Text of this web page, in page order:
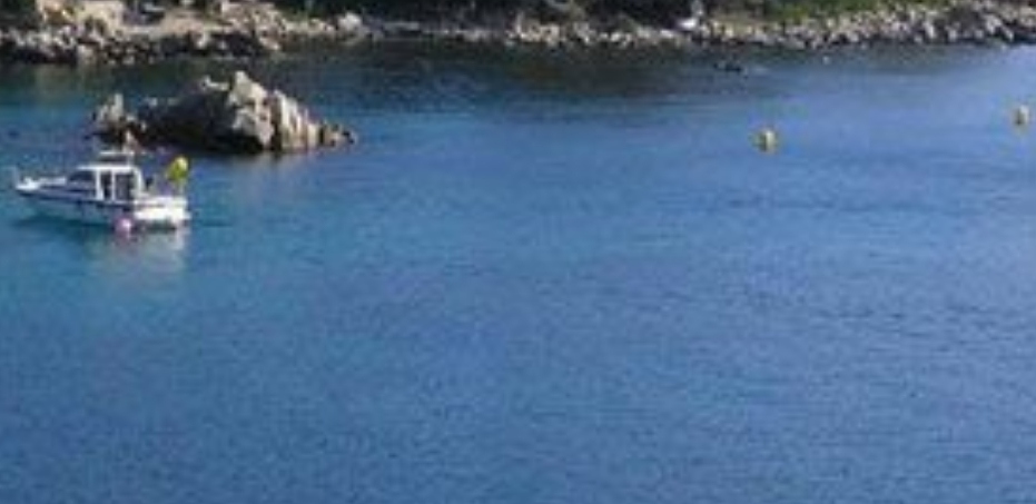
просмотра. Благодаря им мы можем узнать привычки просмотра на веб-сайте и
отображать рекламу, связанную с профилем просмотра пользователя.
Сохранить настройки Принять все